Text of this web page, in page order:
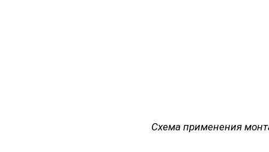
Схема применения монтажных